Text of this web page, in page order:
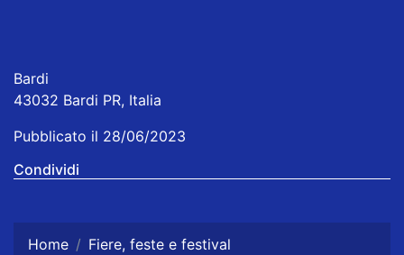
Bardi
43032 Bardi PR, Italia
Pubblicato il 28/06/2023
Condividi
Home
Fiere, feste e festival